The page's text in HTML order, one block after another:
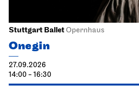
Stuttgart BalletOpernhaus
Onegin
27.09.2026
14:00 - 16:30